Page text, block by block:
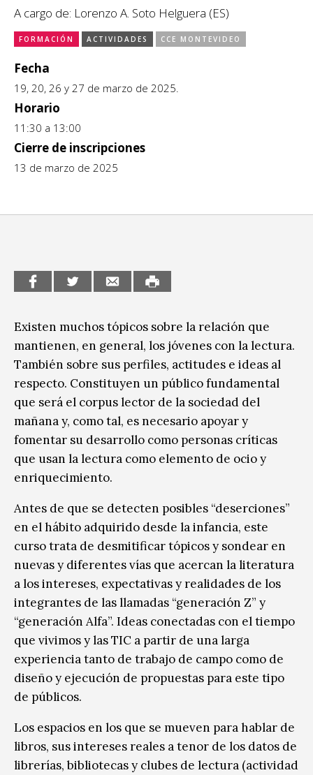
CCE en el interior/libros
Espacio itinerante de lectura infantil
Exposiciones
Formación
Género y Diversidad
Infantil y Juvenil
Letras
Música
A cargo de: Lorenzo A. Soto Helguera (ES)
FORMACIÓN ACTIVIDADES CCE MONTEVIDEO
Fecha
19, 20, 26 y 27 de marzo de 2025.
Horario
11:30 a 13:00
Cierre de inscripciones
13 de marzo de 2025
Existen muchos tópicos sobre la relación que
mantienen, en general, los jóvenes con la lectura.
También sobre sus perfiles, actitudes e ideas al
respecto. Constituyen un público fundamental
que será el corpus lector de la sociedad del
mañana y, como tal, es necesario apoyar y
fomentar su desarrollo como personas críticas
que usan la lectura como elemento de ocio y
enriquecimiento.
Antes de que se detecten posibles “deserciones”
en el hábito adquirido desde la infancia, este
curso trata de desmitificar tópicos y sondear en
nuevas y diferentes vías que acercan la literatura
a los intereses, expectativas y realidades de los
integrantes de las llamadas “generación Z” y
“generación Alfa”. Ideas conectadas con el tiempo
que vivimos y las TIC a partir de una larga
experiencia tanto de trabajo de campo como de
diseño y ejecución de propuestas para este tipo
de públicos.
Los espacios en los que se mueven para hablar de
libros, sus intereses reales a tenor de los datos de
librerías, bibliotecas y clubes de lectura (actividad